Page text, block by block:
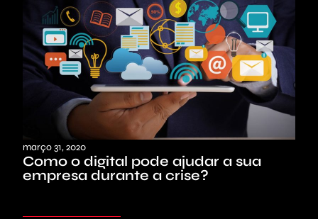
março 31, 2020
Como o digital pode ajudar a sua
empresa durante a crise?